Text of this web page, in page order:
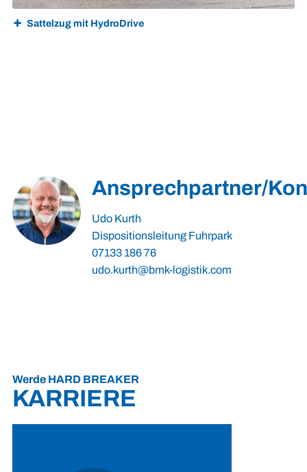
Sattelzug mit HydroDrive
Ansprechpartner/
Udo Kurth
Dispositionsleitung Fuhrpark
07133 186 76
udo.kurth@bmk-logistik.com
Werde HARD BREAKER
KARRIERE